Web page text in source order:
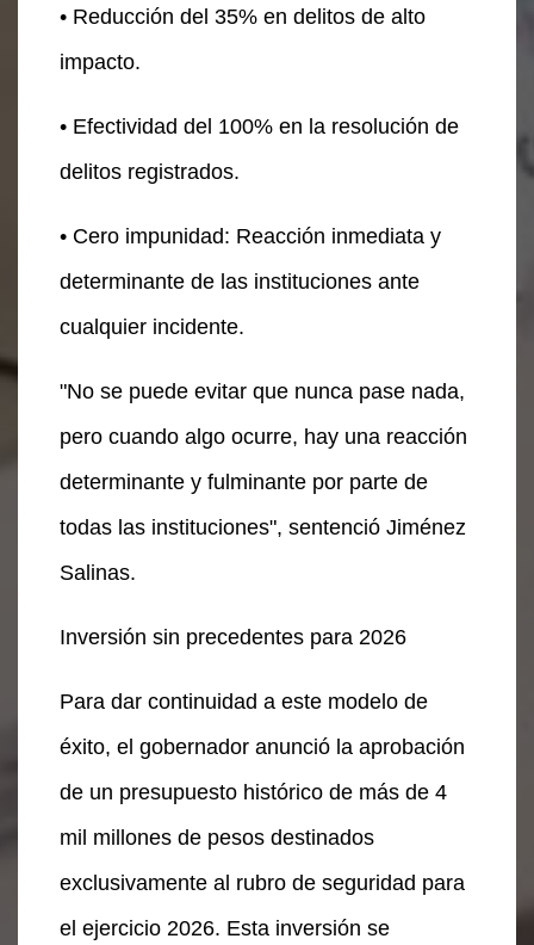
• Reducción del 35% en delitos de alto
impacto.
• Efectividad del 100% en la resolución de
delitos registrados.
• Cero impunidad: Reacción inmediata y
determinante de las instituciones ante
cualquier incidente.
"No se puede evitar que nunca pase nada,
pero cuando algo ocurre, hay una reacción
determinante y fulminante por parte de
todas las instituciones", sentenció Jiménez
Salinas.
Inversión sin precedentes para 2026
Para dar continuidad a este modelo de
éxito, el gobernador anunció la aprobación
de un presupuesto histórico de más de 4
mil millones de pesos destinados
exclusivamente al rubro de seguridad para
el ejercicio 2026. Esta inversión se